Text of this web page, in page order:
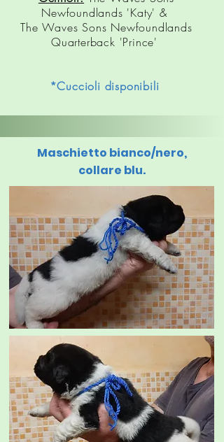
Newfoundlands 'Katy' &
The Waves Sons Newfoundlands
Quarterback 'Prince'
*Cuccioli disponibili
Maschietto bianco/nero,
collare blu.